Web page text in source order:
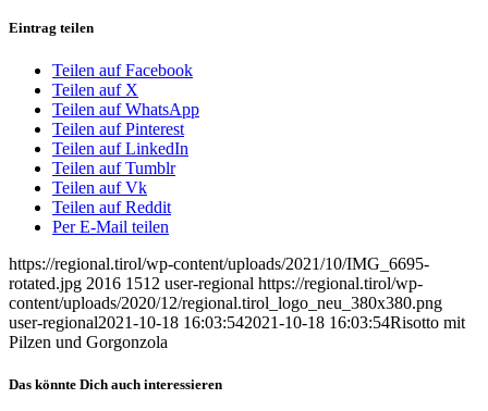
Eintrag teilen
Teilen auf Facebook
Teilen auf X
Teilen auf WhatsApp
Teilen auf Pinterest
Teilen auf LinkedIn
Teilen auf Tumblr
Teilen auf Vk
Teilen auf Reddit
Per E-Mail teilen
https://regional.tirol/wp-content/uploads/2021/10/IMG_6695-
rotated.jpg 2016 1512 user-regional https://regional.tirol/wp-
content/uploads/2020/12/regional.tirol_logo_neu_380x380.png
user-regional2021-10-18 16:03:542021-10-18 16:03:54Risotto mit
Pilzen und Gorgonzola
Das könnte Dich auch interessieren